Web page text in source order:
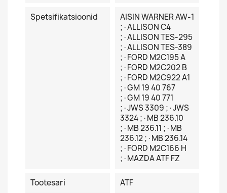
Spetsifikatsioonid
AISIN WARNER AW-1
;·ALLISON C4
;·ALLISON TES-295
;·ALLISON TES-389
;·FORD M2C195 A
;·FORD M2C202 B
;·FORD M2C922 A1
;·GM 19 40 767
;·GM 19 40 771
;·JWS 3309 ;·JWS
3324 ;·MB 236.10
;·MB 236.11 ;·MB
236.12 ;·MB 236.14
;·FORD M2C166 H
;·MAZDA ATF FZ
Tootesari ATF